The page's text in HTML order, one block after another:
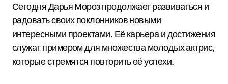
Сегодня Дарья Мороз продолжает развиваться и
радовать своих поклонников новыми
интересными проектами. Её карьера и достижения
служат примером для множества молодых актрис,
которые стремятся повторить её успехи.